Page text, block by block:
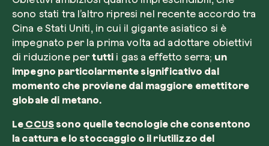
sono stati tra l’altro ripresi nel recente accordo tra
Cina e Stati Uniti, in cui il gigante asiatico si è
impegnato per la prima volta ad adottare obiettivi
di riduzione pertutti i gas a effetto serra; un
impegno particolarmente significativo dal
momento che proviene dal maggiore emettitore
globale di metano.
Le CCUSsono quelle tecnologie che consentono
la cattura e lo stoccaggio o il riutilizzo del